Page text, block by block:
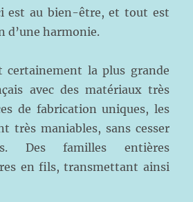
bien-être, et tout est
d’une harmonie.
certainement la plus grande
avec des matériaux très
de fabrication uniques, les
très maniables, sans cesser
Des familles entières
en fils, transmettant ainsi